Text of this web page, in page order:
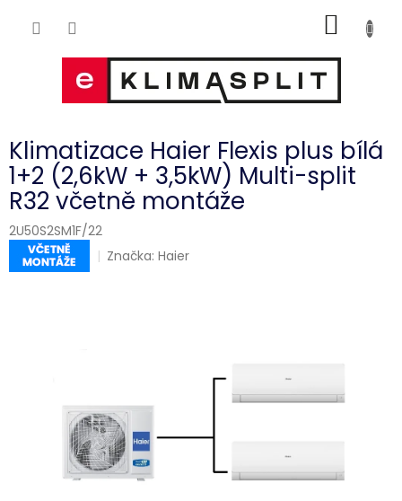
KOŠÍK
Klimatizace Haier Flexis plus bílá
1+2 (2,6kW + 3,5kW) Multi-split
R32 včetně montáže
2U50S2SM1F/22
Značka:Haier